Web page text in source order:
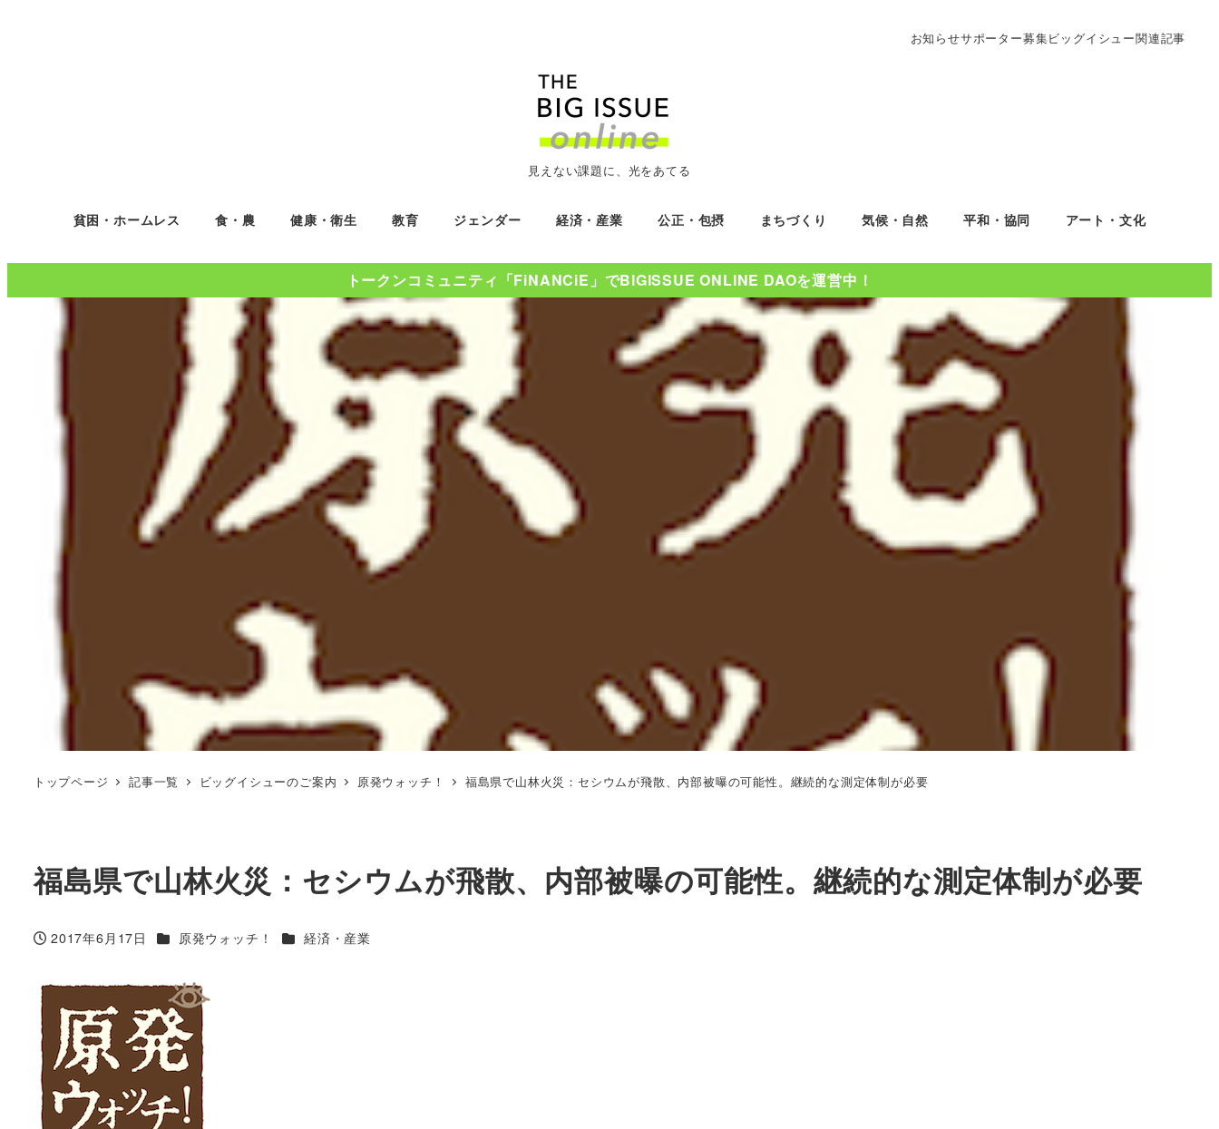
お知らせサポーター募集ビッグイシュー関連記事
見えない課題に、光をあてる
貧困・ホームレス 食・農 健康・衛生 教育 ジェンダー 経済・産業 公正・包摂 まちづくり 気候・自然 平和・協同 アート・文化
トークンコミュニティ「FiNANCiE」でBIGISSUE ONLINE DAOを運営中！
トップページ 記事一覧 ビッグイシューのご案内 原発ウォッチ！ 福島県で山林火災：セシウムが飛散、内部被曝の可能性。継続的な測定体制が必要
福島県で山林火災：セシウムが飛散、内部被曝の可能性。継続的な測定体制が必要
投稿日
2017年6月17日 カテゴリー
原発ウォッチ！ カテゴリー
経済・産業